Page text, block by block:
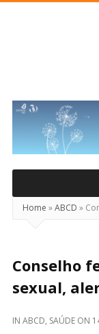
Real
Home »ABCD »
Conselho
sexual,
IN ABCD, SAÚDE ON